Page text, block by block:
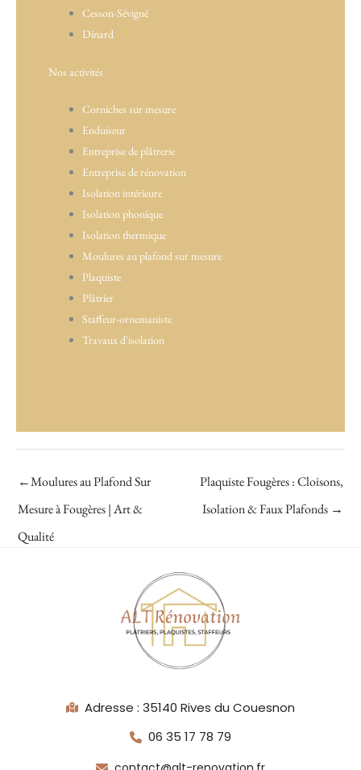
Cesson-Sévigné
Dinard
Nos activités
Corniches sur mesure
Enduiseur
Entreprise de plâtrerie
Entreprise de rénovation
Isolation intérieure
Isolation phonique
Isolation thermique
Moulures au plafond sur mesure
Plaquiste
Plâtrier
Staffeur-ornemaniste
Travaux d'isolation
←Moulures au Plafond Sur
Mesure à Fougères | Art &
Qualité
Plaquiste Fougères : Cloisons,
Isolation & Faux Plafonds →
Adresse : 35140 Rives du Couesnon
06 35 17 78 79